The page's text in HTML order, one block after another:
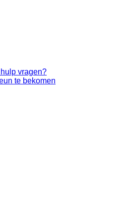
vragen?
te bekomen